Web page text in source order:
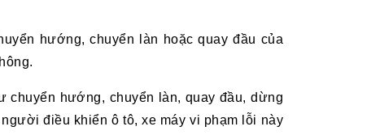
hướng, chuyển làn hoặc quay đầu của
chuyển hướng, chuyển làn, quay đầu, dừng
điều khiển ô tô, xe máy vi phạm lỗi này